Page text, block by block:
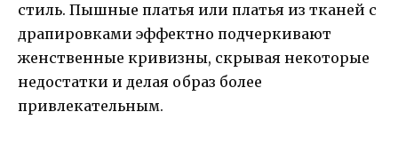
стиль. Пышные платья или платья из тканей с
драпировками эффектно подчеркивают
женственные кривизны, скрывая некоторые
недостатки и делая образ более
привлекательным.